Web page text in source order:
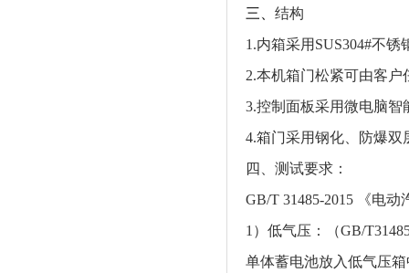
三、 结构
1.内箱采用SUS304#不
2.本机箱门松紧可由客
3.控制面板采用微电脑
4.箱门采用钢化、防爆
四、测试要求：
GB/T 31485-2015 《电
1）低气压：（GB/
单体蓄电池放入低气压